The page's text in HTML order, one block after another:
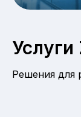
Услуги
Решения для